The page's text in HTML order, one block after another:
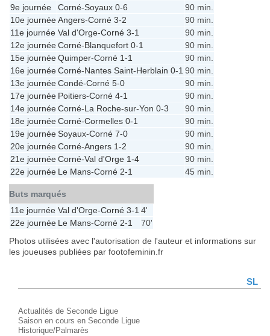
9e journée
Corné-Soyaux 0-6
90 min.
10e journéeAngers-Corné 3-2
90 min.
11e journée Val d'Orge-Corné 3-1
90 min.
12e journéeCorné-Blanquefort 0-1
90 min.
15e journéeQuimper-Corné 1-1
90 min.
16e journéeCorné-Nantes Saint-Herblain 0-1 90 min.
13e journéeCondé-Corné 5-0
90 min.
17e journée Poitiers-Corné 4-1
90 min.
14e journéeCorné-La Roche-sur-Yon 0-3
90 min.
18e journéeCorné-Cormelles 0-1
90 min.
19e journéeSoyaux-Corné 7-0
90 min.
20e journéeCorné-Angers 1-2
90 min.
21e journéeCorné-Val d'Orge 1-4
90 min.
22e journée Le Mans-Corné 2-1 45 min.
Buts marqués
11e journée Val d'Orge-Corné 3-1 4'
22e journée Le Mans-Corné 2-1
70'
Photos utilisées avec l'autorisation de l'auteur et informations sur
les joueuses publiées par footofeminin.fr
SL
Actualités de Seconde Ligue
Saison en cours en Seconde Ligue
Historique/Palmarès